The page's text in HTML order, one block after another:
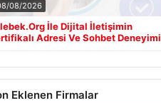
08/2026
İle Dijital İletişimin
Adresi Ve Sohbet Deneyimi
Eklenen Firmalar